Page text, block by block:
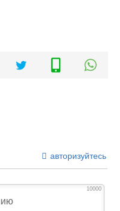
авторизуйтесь
10000